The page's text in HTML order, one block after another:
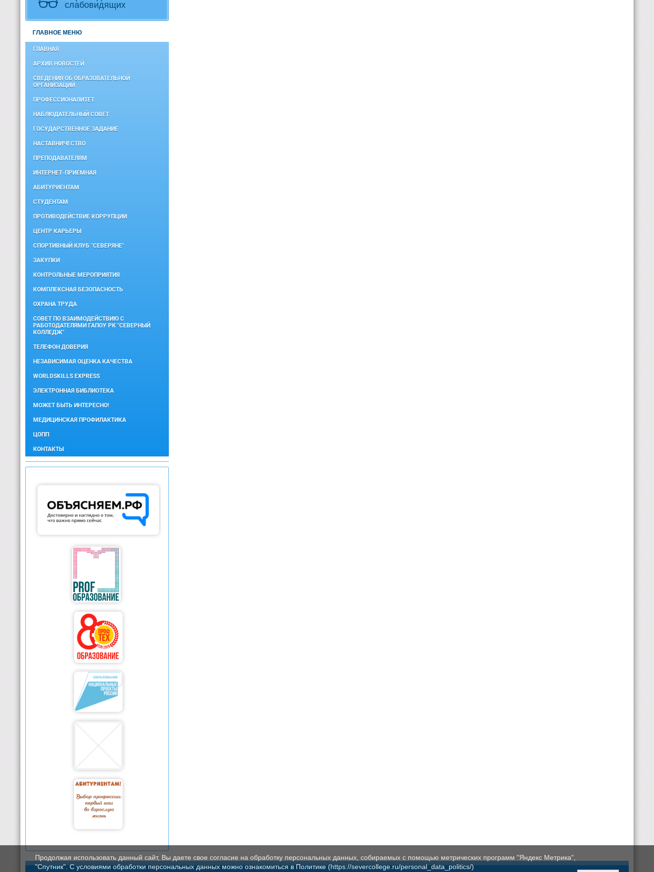
слабовидящих
ГЛАВНОЕ МЕНЮ
ГЛАВНАЯ
АРХИВ НОВОСТЕЙ
СВЕДЕНИЯ ОБ ОБРАЗОВАТЕЛЬНОЙ
ОРГАНИЗАЦИИ
ПРОФЕССИОНАЛИТЕТ
НАБЛЮДАТЕЛЬНЫЙ СОВЕТ
ГОСУДАРСТВЕННОЕ ЗАДАНИЕ
НАСТАВНИЧЕСТВО
ПРЕПОДАВАТЕЛЯМ
ИНТЕРНЕТ-ПРИЕМНАЯ
АБИТУРИЕНТАМ
СТУДЕНТАМ
ПРОТИВОДЕЙСТВИЕ КОРРУПЦИИ
ЦЕНТР КАРЬЕРЫ
СПОРТИВНЫЙ КЛУБ "СЕВЕРЯНЕ"
ЗАКУПКИ
КОНТРОЛЬНЫЕ МЕРОПРИЯТИЯ
КОМПЛЕКСНАЯ БЕЗОПАСНОСТЬ
ОХРАНА ТРУДА
СОВЕТ ПО ВЗАИМОДЕЙСТВИЮ С
РАБОТОДАТЕЛЯМИ ГАПОУ РК "СЕВЕРНЫЙ
КОЛЛЕДЖ"
ТЕЛЕФОН ДОВЕРИЯ
НЕЗАВИСИМАЯ ОЦЕНКА КАЧЕСТВА
WORLDSKILLS EXPRESS
ЭЛЕКТРОННАЯ БИБЛИОТЕКА
МОЖЕТ БЫТЬ ИНТЕРЕСНО!
МЕДИЦИНСКАЯ ПРОФИЛАКТИКА
ЦОПП
КОНТАКТЫ
Продолжая использовать данный сайт, Вы даете свое согласие на обработку персональных данных, собираемых с помощью метрических программ "Яндекс Метрика",
"Спутник". С условиями обработки персональных данных можно ознакомиться в Политике (https://severcollege.ru/personal_data_politics/)